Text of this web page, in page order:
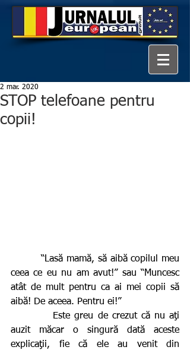
STOP telefoane pentru
copii!
2 mar. 2020
         “Lasă mamă, să aibă copilul meu
ceea ce eu nu am avut!” sau “Muncesc
atât de mult pentru ca ai mei copii să
aibă! De aceea. Pentru ei!”
auzit măcar o singură dată aceste
explicaţii, fie că ele au venit din